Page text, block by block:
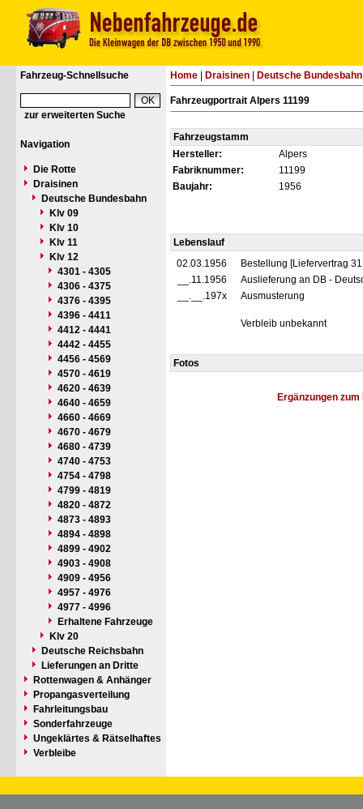
Fahrzeug-Schnellsuche
zur erweiterten Suche
Navigation
Die Rotte
Draisinen
Deutsche Bundesbahn
Klv 09
Klv 10
Klv 11
Klv 12
4301 - 4305
4306 - 4375
4376 - 4395
4396 - 4411
4412 - 4441
4442 - 4455
4456 - 4569
4570 - 4619
4620 - 4639
4640 - 4659
4660 - 4669
4670 - 4679
4680 - 4739
4740 - 4753
4754 - 4798
4799 - 4819
4820 - 4872
4873 - 4893
4894 - 4898
4899 - 4902
4903 - 4908
4909 - 4956
4957 - 4976
4977 - 4996
Erhaltene Fahrzeuge
Klv 20
Deutsche Reichsbahn
Lieferungen an Dritte
Rottenwagen & Anhänger
Propangasverteilung
Fahrleitungsbau
Sonderfahrzeuge
Ungeklärtes & Rätselhaftes
Verbleibe
Home Draisinen Deutsche Bundesbahn
Fahrzeugportrait Alpers 11199
Fahrzeugstamm
Hersteller:
Alpers
Fabriknummer:
11199
Baujahr:
1956
Lebenslauf
02.03.1956
Bestellung [Liefervertrag
__.11.1956
Auslieferung an DB -
__.__.197x
Ausmusterung
Verbleib unbekannt
Fotos
Ergänzungen